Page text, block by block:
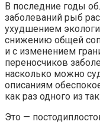
В последние годы
заболеваний рыб
ухудшением
снижению общей
и с изменением
переносчиков
насколько можно
описаниям
как раз одного из
Это —